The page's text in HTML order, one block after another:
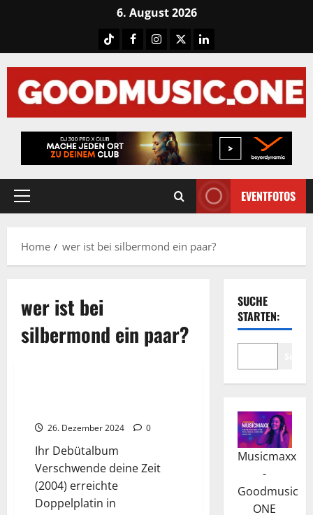
6. August 2026
TiktokFacebook
Instagram
X LinkedIN
Primary
EVENTFOTOS
Home wer ist bei silbermond ein paar?
wer ist bei
silbermond ein paar?
26. Dezember 2024 0
Ihr Debütalbum
Verschwende deine Zeit
(2004) erreichte
Doppelplatin in
SUCHE
STARTEN:
Musicmaxx
-
Goodmusic
ONE